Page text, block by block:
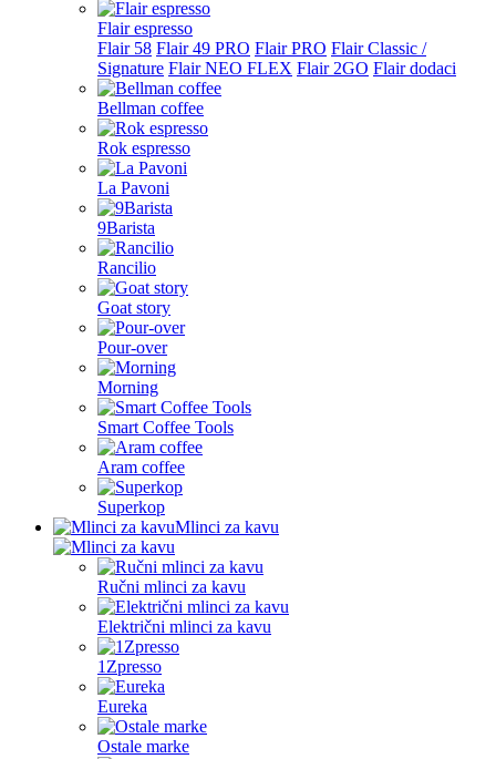
Flair espresso
Flair 58 Flair 49 PRO Flair PRO Flair Classic /
Signature Flair NEO FLEX Flair 2GO Flair dodaci
Bellman coffee
Rok espresso
La Pavoni
9Barista
Rancilio
Goat story
Pour-over
Morning
Smart Coffee Tools
Aram coffee
Superkop
Mlinci za kavu
Ručni mlinci za kavu
Električni mlinci za kavu
1Zpresso
Eureka
Ostale marke